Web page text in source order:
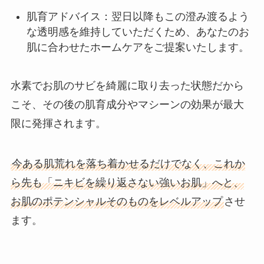
肌育アドバイス：翌日以降もこの澄み渡るよう
な透明感を維持していただくため、あなたのお
肌に合わせたホームケアをご提案いたします。
水素でお肌のサビを綺麗に取り去った状態だから
こそ、その後の肌育成分やマシーンの効果が最大
限に発揮されます。
今ある肌荒れを落ち着かせるだけでなく、これか
ら先も「ニキビを繰り返さない強いお肌」へと、
お肌のポテンシャルそのものをレベルアップさせ
ます。